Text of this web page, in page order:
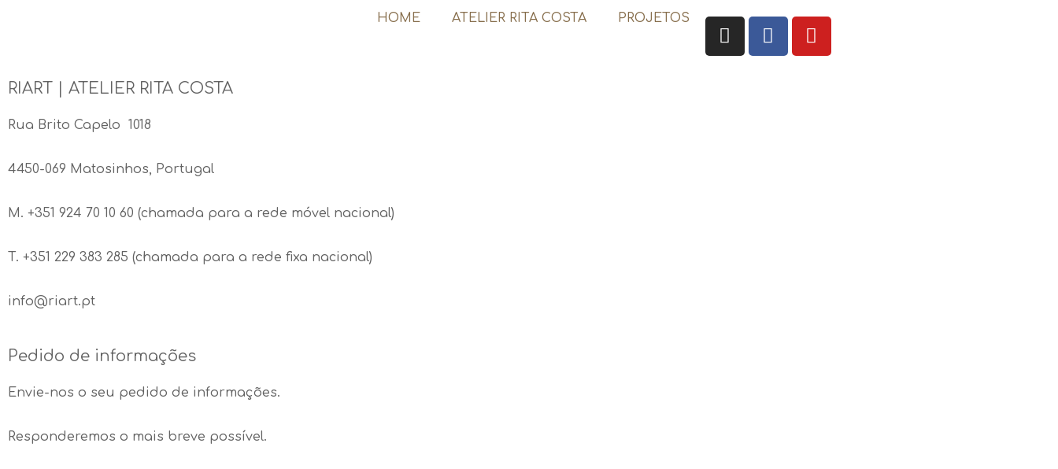
HOME ATELIER RITA COSTA PROJETOS
RIART | ATELIER RITA COSTA
Rua Brito Capelo 1018
4450-069 Matosinhos, Portugal
M. +351 924 70 10 60 (chamada para a rede móvel nacional)
T. +351 229 383 285 (chamada para a rede fixa nacional)
info@riart.pt
Pedido de informações
Envie-nos o seu pedido de informações.
Responderemos o mais breve possível.